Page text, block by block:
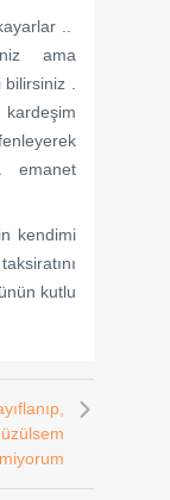
..
ama
.
emanet
kendimi
kutlu
üzülsem